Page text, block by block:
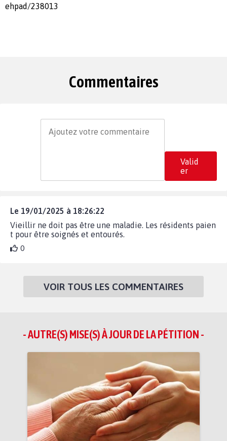
ehpad/238013
Commentaires
Valid
er
Le 19/01/2025 à 18:26:22
Vieillir ne doit pas être une maladie. Les résidents paien
t pour être soignés et entourés.
0
VOIR TOUS LES COMMENTAIRES
- AUTRE(S) MISE(S) À JOUR DE LA PÉTITION -